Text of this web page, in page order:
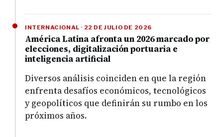
INTERNACIONAL · 22 DE JULIO DE 2026
América Latina afronta un 2026 marcado por
elecciones, digitalización portuaria e
inteligencia artificial
Diversos análisis coinciden en que la región
enfrenta desafíos económicos, tecnológicos
y geopolíticos que definirán su rumbo en los
próximos años.